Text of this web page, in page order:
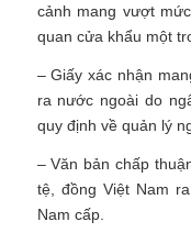
cảnh mang vượt
quan cửa khẩu một
– Giấy xác nhận
ra nước ngoài do
quy định về quản lý
– Văn bản chấp
tệ, đồng Việt Nam
Nam cấp.